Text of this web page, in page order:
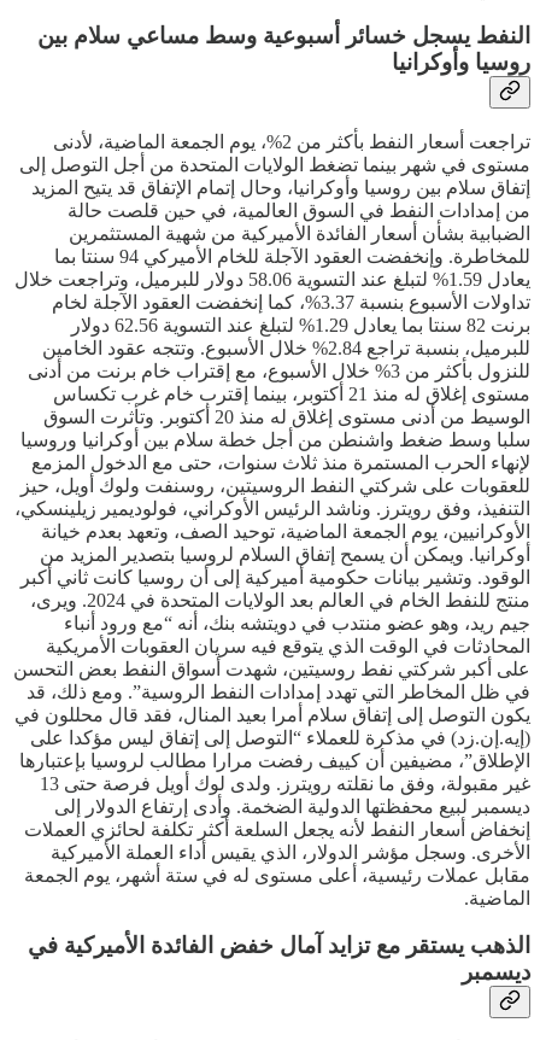
النفط يسجل خسائر أسبوعية وسط مساعي سلام بين
روسيا وأوكرانيا
تراجعت أسعار النفط بأكثر من 2%، يوم الجمعة الماضية، لأدنى
مستوى في شهر بينما تضغط الولايات المتحدة من أجل التوصل إلى
إتفاق سلام بين روسيا وأوكرانيا، وحال إتمام الإتفاق قد يتيح المزيد
من إمدادات النفط في السوق العالمية، في حين قلصت حالة
الضبابية بشأن أسعار الفائدة الأميركية من شهية المستثمرين
للمخاطرة. وإنخفضت العقود الآجلة للخام الأميركي 94 سنتا بما
يعادل 1.59% لتبلغ عند التسوية 58.06 دولار للبرميل، وتراجعت خلال
تداولات الأسبوع بنسبة 3.37%، كما إنخفضت العقود الآجلة لخام
برنت 82 سنتا بما يعادل 1.29% لتبلغ عند التسوية 62.56 دولار
للبرميل، بنسبة تراجع 2.84% خلال الأسبوع. وتتجه عقود الخامين
للنزول بأكثر من 3% خلال الأسبوع، مع إقتراب خام برنت من أدنى
مستوى إغلاق له منذ 21 أكتوبر، بينما إقترب خام غرب تكساس
الوسيط من أدنى مستوى إغلاق له منذ 20 أكتوبر. وتأثرت السوق
سلبا وسط ضغط واشنطن من أجل خطة سلام بين أوكرانيا وروسيا
لإنهاء الحرب المستمرة منذ ثلاث سنوات، حتى مع الدخول المزمع
للعقوبات على شركتي النفط الروسيتين، روسنفت ولوك أويل، حيز
التنفيذ، وفق رويترز. وناشد الرئيس الأوكراني، فولوديمير زيلينسكي،
الأوكرانيين، يوم الجمعة الماضية، توحيد الصف، وتعهد بعدم خيانة
أوكرانيا. ويمكن أن يسمح إتفاق السلام لروسيا بتصدير المزيد من
الوقود. وتشير بيانات حكومية أميركية إلى أن روسيا كانت ثاني أكبر
منتج للنفط الخام في العالم بعد الولايات المتحدة في 2024. ويرى،
جيم ريد، وهو عضو منتدب في دويتشه بنك، أنه “مع ورود أنباء
المحادثات في الوقت الذي يتوقع فيه سريان العقوبات الأمريكية
على أكبر شركتي نفط روسيتين، شهدت أسواق النفط بعض التحسن
في ظل المخاطر التي تهدد إمدادات النفط الروسية”. ومع ذلك، قد
يكون التوصل إلى إتفاق سلام أمرا بعيد المنال، فقد قال محللون في
(إيه.إن.زد) في مذكرة للعملاء “التوصل إلى إتفاق ليس مؤكدا على
الإطلاق”، مضيفين أن كييف رفضت مرارا مطالب لروسيا بإعتبارها
غير مقبولة، وفق ما نقلته رويترز. ولدى لوك أويل فرصة حتى 13
ديسمبر لبيع محفظتها الدولية الضخمة. وأدى إرتفاع الدولار إلى
إنخفاض أسعار النفط لأنه يجعل السلعة أكثر تكلفة لحائزي العملات
الأخرى. وسجل مؤشر الدولار، الذي يقيس أداء العملة الأميركية
مقابل عملات رئيسية، أعلى مستوى له في ستة أشهر، يوم الجمعة
الماضية.
الذهب يستقر مع تزايد آمال خفض الفائدة الأميركية في
ديسمبر